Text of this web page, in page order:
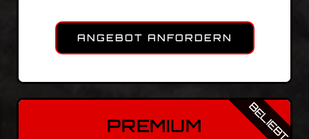
ANGEBOT ANFORDERN
PREMIUM BELIEBT